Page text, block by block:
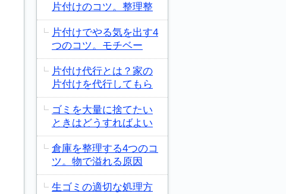
片付けのコツ。整理整
片付けでやる気を出す4
つのコツ。モチベー
片付け代行とは？家の
片付けを代行してもら
ゴミを大量に捨てたい
ときはどうすればよい
倉庫を整理する4つのコ
ツ。物で溢れる原因
生ゴミの適切な処理方